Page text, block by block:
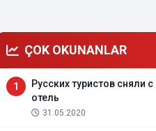
ÇOK OKUNANLAR
1
Русских туристов сняли
отель
31.05.2020